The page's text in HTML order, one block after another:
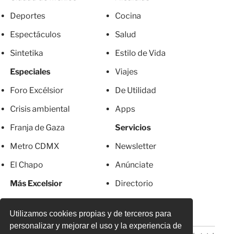
Utilizamos cookies propias y de terceros para
personalizar y mejorar el uso y la experiencia de
Deportes
Espectáculos
Sintetika
Especiales
Foro Excélsior
Crisis ambiental
Franja de Gaza
Metro CDMX
El Chapo
Más Excelsior
Cocina
Salud
Estilo de Vida
Viajes
De Utilidad
Apps
Servicios
Newsletter
Anúnciate
Directorio